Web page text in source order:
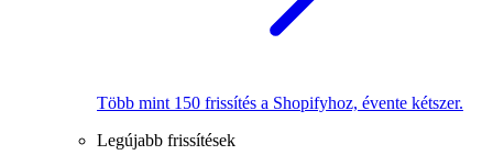
Több mint 150 frissítés a Shopifyhoz, évente kétszer.
Legújabb frissítések